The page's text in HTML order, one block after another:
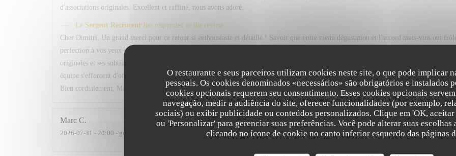
O restaurante e seus parceiros utilizam cookies neste site, o que pode implicar
pessoais. Os cookies denominados «necessários» são obrigatórios e instalados
cookies opcionais requerem seu consentimento. Esses cookies opcionais
navegação, medir a audiência do site, oferecer funcionalidades (por exemplo,
sociais) ou exibir publicidade ou conteúdos personalizados. Clique em 'OK,
ou 'Personalizar' para gerenciar suas preferências. Você pode alterar suas escolhas
clicando no ícone de cookie no canto inferior esquerdo das páginas
d'associations originales. Excellent et raffiné, nous avons adoré.
Le Sergent Recruteur has responded to the review
Cher Dimitri, Un grand merci pour ce retour si enthousiaste et détaillé ! Savoir que notre menu dégustation et l'accord mets-vins ont
perfection à vos yeux est un immense compliment. Nous sommes ravis que chaque assiette ait éveillé votre curiosité à travers ses
originales et ses subtilités à découvrir. C'est précisément cette exigence de raffinement et de créativité que le Chef Alain Pégouret et notre
équipe s'efforcent d'offrir à chaque service. Au plaisir de vous recevoir de nouveau très bientôt pour une nouvelle parenthèse gourmande.
Bien cordialement, Margot — Responsable Relation Client
Marc C
2026-07-31 - 20:00 - guests 2 service: 5/5 ambience: 5/5 menu : 5/5 quality_price